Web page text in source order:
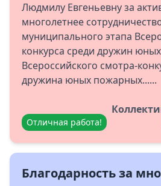
Людмилу Евгеньевну за
многолетнее
муниципального этапа
конкурса среди дружин
Всероссийского смотра-
дружина юных пожарных......
Отличная работа!
Благодарность за